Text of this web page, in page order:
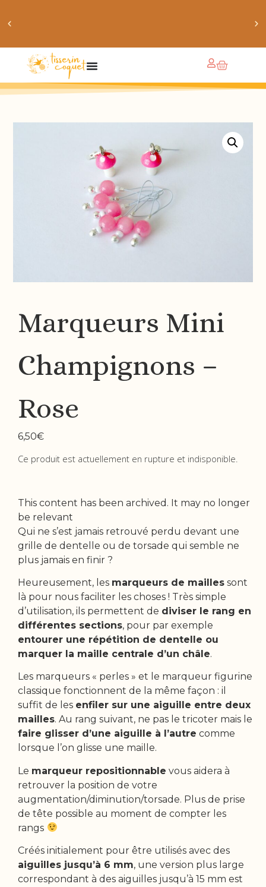
obtiens 20% de réduction sur ton prochain achat de
Marqueurs Mini
Champignons –
Rose
6,50€
Ce produit est actuellement en rupture et indisponible.
This content has been archived. It may no longer
be relevant
Qui ne s’est jamais retrouvé perdu devant une
grille de dentelle ou de torsade qui semble ne
plus jamais en finir ?
Heureusement, les marqueurs de mailles sont
là pour nous faciliter les choses ! Très simple
d’utilisation, ils permettent de diviser le rang en
différentes sections, pour par exemple
entourer une répétition de dentelle ou
marquer la maille centrale d’un châle.
Les marqueurs « perles » et le marqueur figurine
classique fonctionnent de la même façon : il
suffit de les enfiler sur une aiguille entre deux
mailles. Au rang suivant, ne pas le tricoter mais le
faire glisser d’une aiguille à l’autre comme
lorsque l’on glisse une maille.
Le marqueur repositionnable vous aidera à
retrouver la position de votre
augmentation/diminution/torsade. Plus de prise
de tête possible au moment de compter les
rangs
Créés initialement pour être utilisés avec des
aiguilles jusqu’à 6 mm, une version plus large
correspondant à des aiguilles jusqu’à 15 mm est